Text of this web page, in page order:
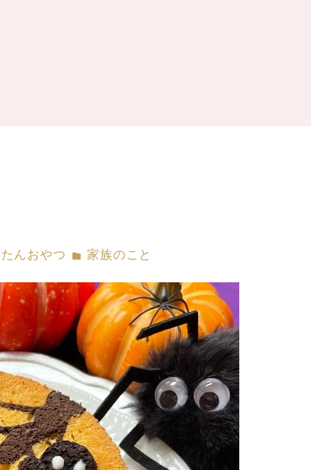
んおやつ カテゴリー
家族のこと